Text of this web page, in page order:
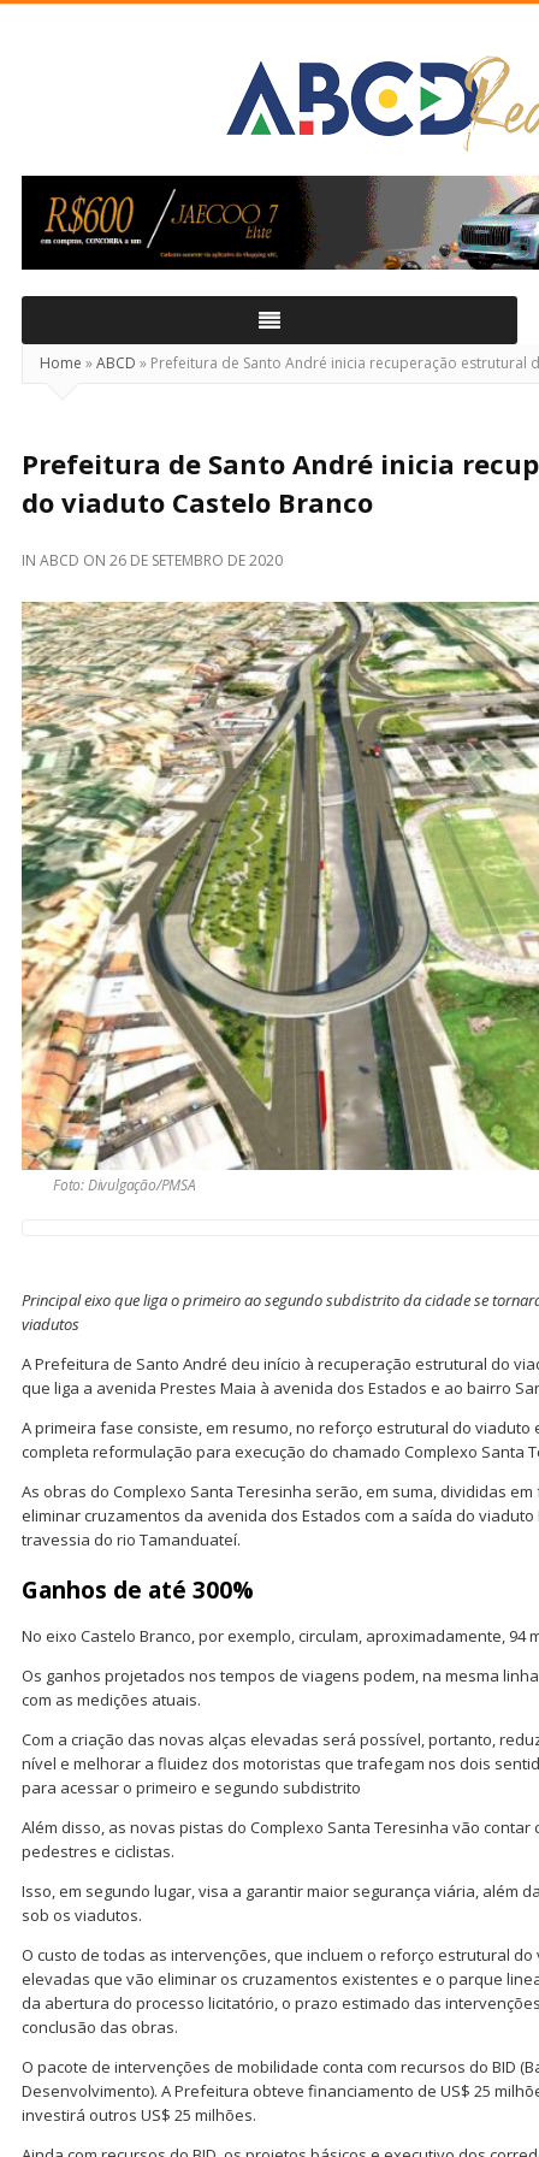
Real
Home »ABCD » Prefeitura de Santo André inicia recuperação estrutural
Prefeitura de Santo André inicia
do viaduto Castelo Branco
IN ABCD ON 26 DE SETEMBRO DE 2020
Foto: Divulgação/PMSA
Principal eixo que liga o primeiro ao segundo subdistrito da cidade se
viadutos
A Prefeitura de Santo André deu início à recuperação estrutural do
que liga a avenida Prestes Maia à avenida dos Estados e ao bairro
A primeira fase consiste, em resumo, no reforço estrutural do
completa reformulação para execução do chamado Complexo Santa
As obras do Complexo Santa Teresinha serão, em suma, divididas
eliminar cruzamentos da avenida dos Estados com a saída do
travessia do rio Tamanduateí.
Ganhos de até 300%
No eixo Castelo Branco, por exemplo, circulam, aproximadamente, 94
Os ganhos projetados nos tempos de viagens podem, na mesma
com as medições atuais.
Com a criação das novas alças elevadas será possível, portanto,
nível e melhorar a fluidez dos motoristas que trafegam nos dois
para acessar o primeiro e segundo subdistrito
Além disso, as novas pistas do Complexo Santa Teresinha vão
pedestres e ciclistas.
Isso, em segundo lugar, visa a garantir maior segurança viária, além
sob os viadutos.
O custo de todas as intervenções, que incluem o reforço estrutural
elevadas que vão eliminar os cruzamentos existentes e o parque
da abertura do processo licitatório, o prazo estimado das
conclusão das obras.
O pacote de intervenções de mobilidade conta com recursos do BID
Desenvolvimento). A Prefeitura obteve financiamento de US$ 25
investirá outros US$ 25 milhões.